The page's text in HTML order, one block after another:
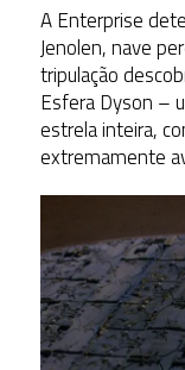
A Enterprise
Jenolen, nave
tripulação
Esfera Dyson –
estrela inteira,
extremamente